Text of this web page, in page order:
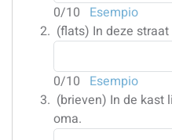
0/10 Esempio
(flats) In deze
0/10 Esempio
(brieven) In de kast
oma.